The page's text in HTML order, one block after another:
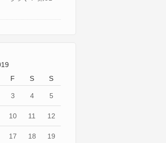
F S S
3 4 5
10 11 12
17 18 19